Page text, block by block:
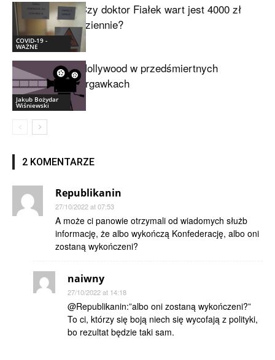
COVID-19 -
WAŻNE
Czy doktor Fiałek wart jest 4000 zł
dziennie?
Jakub Bożydar
Wiśniewski
Hollywood w przedśmiertnych
drgawkach
2 KOMENTARZE
Republikanin
27/10/2022 at 07:53
A może ci panowie otrzymali od wiadomych służb
informację, że albo wykończą Konfederację, albo oni
zostaną wykończeni?
naiwny
27/10/2022 at 14:18
@Republikanin:”albo oni zostaną wykończeni?”
To ci, którzy się boją niech się wycofają z polityki,
bo rezultat będzie taki sam.